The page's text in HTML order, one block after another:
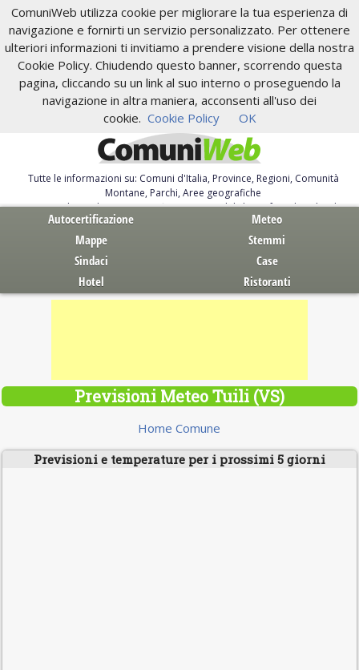
ComuniWeb utilizza cookie per migliorare la tua esperienza di
navigazione e fornirti un servizio personalizzato. Per ottenere
ulteriori informazioni ti invitiamo a prendere visione della nostra
Cookie Policy. Chiudendo questo banner, scorrendo questa
pagina, cliccando su un link al suo interno o proseguendo la
navigazione in altra maniera, acconsenti all'uso dei
cookie. Cookie Policy OK
Tutte le informazioni su: Comuni d'Italia, Province, Regioni, Comunità
Montane, Parchi, Aree geografiche
Servizi al Cittadino. Autocertificazione, moduli, leggi, free download
Autocertificazione
Meteo
Mappe
Stemmi
Sindaci
Case
Hotel
Ristoranti
Previsioni Meteo Tuili (VS)
Home Comune
Previsioni e temperature per i prossimi 5 giorni